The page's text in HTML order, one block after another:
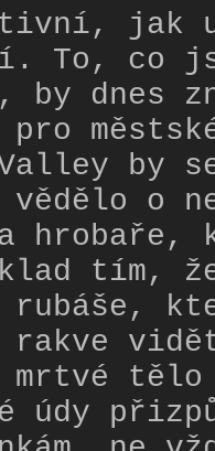
jak
To, co
by dnes
pro
Valley by
vědělo o
hrobaře,
tím,
rubáše,
rakve
mrtvé
údy